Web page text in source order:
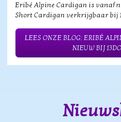
Eribé Alpine Cardigan is vanaf
Short Cardigan verkrijgbaar bij
LEES ONZE BLOG: ERIBÉ
NIEUW BIJ